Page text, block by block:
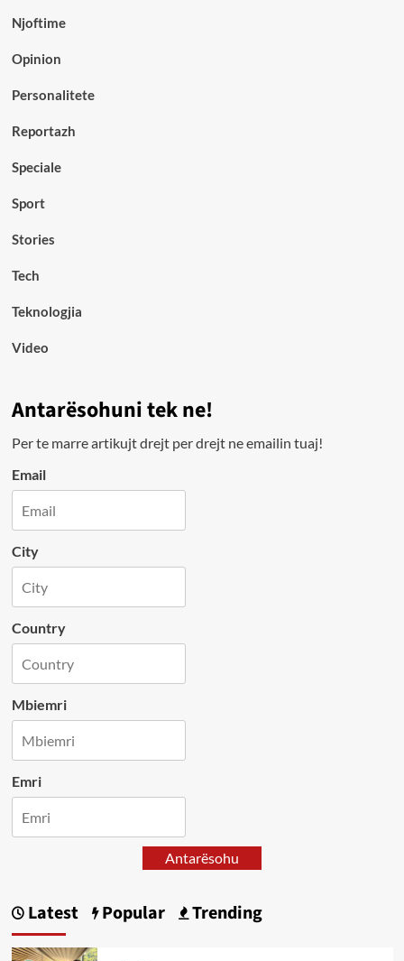
Njoftime
Opinion
Personalitete
Reportazh
Speciale
Sport
Stories
Tech
Teknologjia
Video
Antarësohuni tek ne!
Per te marre artikujt drejt per drejt ne emailin tuaj!
Email
City
Country
Mbiemri
Emri
Antarësohu
Latest Popular Trending